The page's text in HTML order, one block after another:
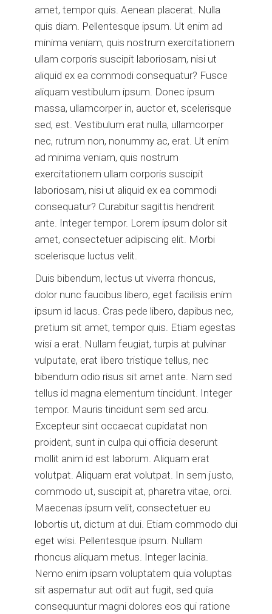
amet, tempor quis. Aenean placerat. Nulla
quis diam. Pellentesque ipsum. Ut enim ad
minima veniam, quis nostrum exercitationem
ullam corporis suscipit laboriosam, nisi ut
aliquid ex ea commodi consequatur? Fusce
aliquam vestibulum ipsum. Donec ipsum
massa, ullamcorper in, auctor et, scelerisque
sed, est. Vestibulum erat nulla, ullamcorper
nec, rutrum non, nonummy ac, erat. Ut enim
ad minima veniam, quis nostrum
exercitationem ullam corporis suscipit
laboriosam, nisi ut aliquid ex ea commodi
consequatur? Curabitur sagittis hendrerit
ante. Integer tempor. Lorem ipsum dolor sit
amet, consectetuer adipiscing elit. Morbi
scelerisque luctus velit.
Duis bibendum, lectus ut viverra rhoncus,
dolor nunc faucibus libero, eget facilisis enim
ipsum id lacus. Cras pede libero, dapibus nec,
pretium sit amet, tempor quis. Etiam egestas
wisi a erat. Nullam feugiat, turpis at pulvinar
vulputate, erat libero tristique tellus, nec
bibendum odio risus sit amet ante. Nam sed
tellus id magna elementum tincidunt. Integer
tempor. Mauris tincidunt sem sed arcu.
Excepteur sint occaecat cupidatat non
proident, sunt in culpa qui officia deserunt
mollit anim id est laborum. Aliquam erat
volutpat. Aliquam erat volutpat. In sem justo,
commodo ut, suscipit at, pharetra vitae, orci.
Maecenas ipsum velit, consectetuer eu
lobortis ut, dictum at dui. Etiam commodo dui
eget wisi. Pellentesque ipsum. Nullam
rhoncus aliquam metus. Integer lacinia.
Nemo enim ipsam voluptatem quia voluptas
sit aspernatur aut odit aut fugit, sed quia
consequuntur magni dolores eos qui ratione